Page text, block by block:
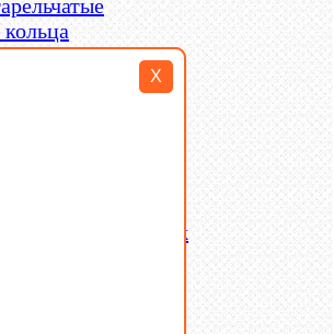
X
бронзовый крепеж